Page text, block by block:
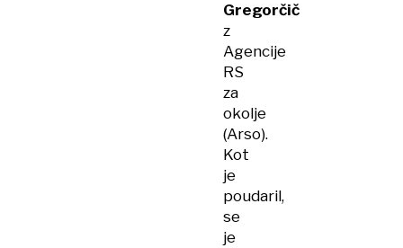
Gregorčič
z
Agencije
RS
za
okolje
(Arso).
Kot
je
poudaril,
se
je